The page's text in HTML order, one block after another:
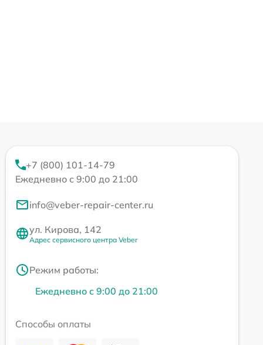
+7 (800) 101-14-79
Ежедневно с 9:00 до 21:00
info@veber-repair-center.ru
ул. Кирова, 142
Адрес сервисного центра Veber
Режим работы:
Ежедневно с 9:00 до 21:00
Способы оплаты